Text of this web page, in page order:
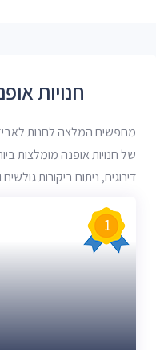
חנויות
מחפשים המלצה לחנות
של חנויות אופנה מומלצות
דירוגים, ניתוח ביקורות גולשים
1